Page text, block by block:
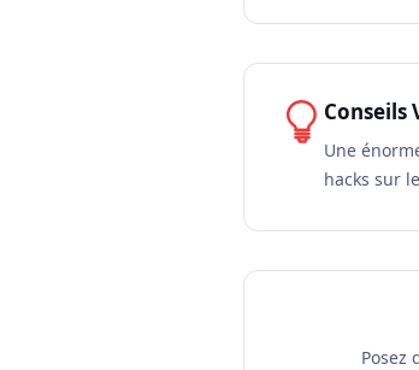
Conseils
Une
hacks sur
Posez